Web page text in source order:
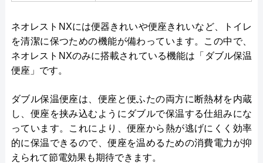
ネオレストNXには便器きれいや便座きれいなど、トイレ
を清潔に保つための機能が備わっています。この中で、
ネオレストNXのみに搭載されている機能は「ダブル保温
便座」です。
ダブル保温便座は、便座と便ふたの両方に断熱材を内蔵
し、便座を挟み込むようにダブルで保温する仕組みにな
っています。これにより、便座から熱が逃げにくく効率
的に保温できるので、便座を温めるための消費電力が抑
えられて節電効果も期待できます。